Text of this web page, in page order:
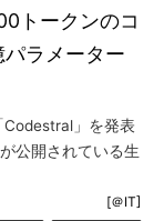
トークンのコ
ラメーター
」を発表
公開されている生
[＠IT]